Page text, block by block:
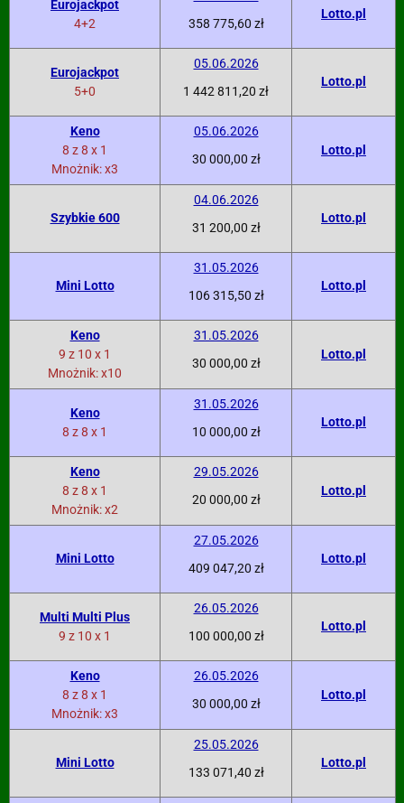
Eurojackpot
4+2
358 775,60 zł
Lotto.pl
Eurojackpot
5+0
05.06.2026
1 442 811,20 zł
Lotto.pl
Keno
8 z 8 x 1
Mnożnik: x3
05.06.2026
30 000,00 zł
Lotto.pl
Szybkie 600
04.06.2026
31 200,00 zł
Lotto.pl
Mini Lotto
31.05.2026
106 315,50 zł
Lotto.pl
Keno
9 z 10 x 1
Mnożnik: x10
31.05.2026
30 000,00 zł
Lotto.pl
Keno
8 z 8 x 1
31.05.2026
10 000,00 zł
Lotto.pl
Keno
8 z 8 x 1
Mnożnik: x2
29.05.2026
20 000,00 zł
Lotto.pl
Mini Lotto
27.05.2026
409 047,20 zł
Lotto.pl
Multi Multi Plus
9 z 10 x 1
26.05.2026
100 000,00 zł
Lotto.pl
Keno
8 z 8 x 1
Mnożnik: x3
26.05.2026
30 000,00 zł
Lotto.pl
Mini Lotto
25.05.2026
133 071,40 zł
Lotto.pl